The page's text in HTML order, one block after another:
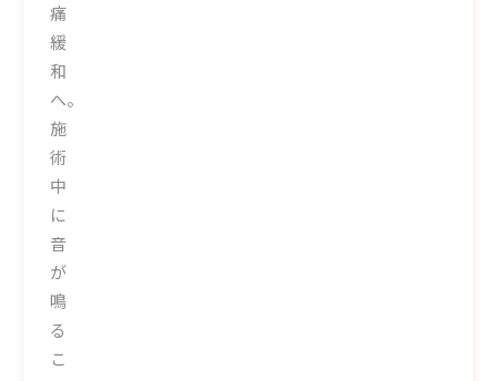
痛
緩
和
へ。
施
術
中
に
音
が
鳴
る
こ